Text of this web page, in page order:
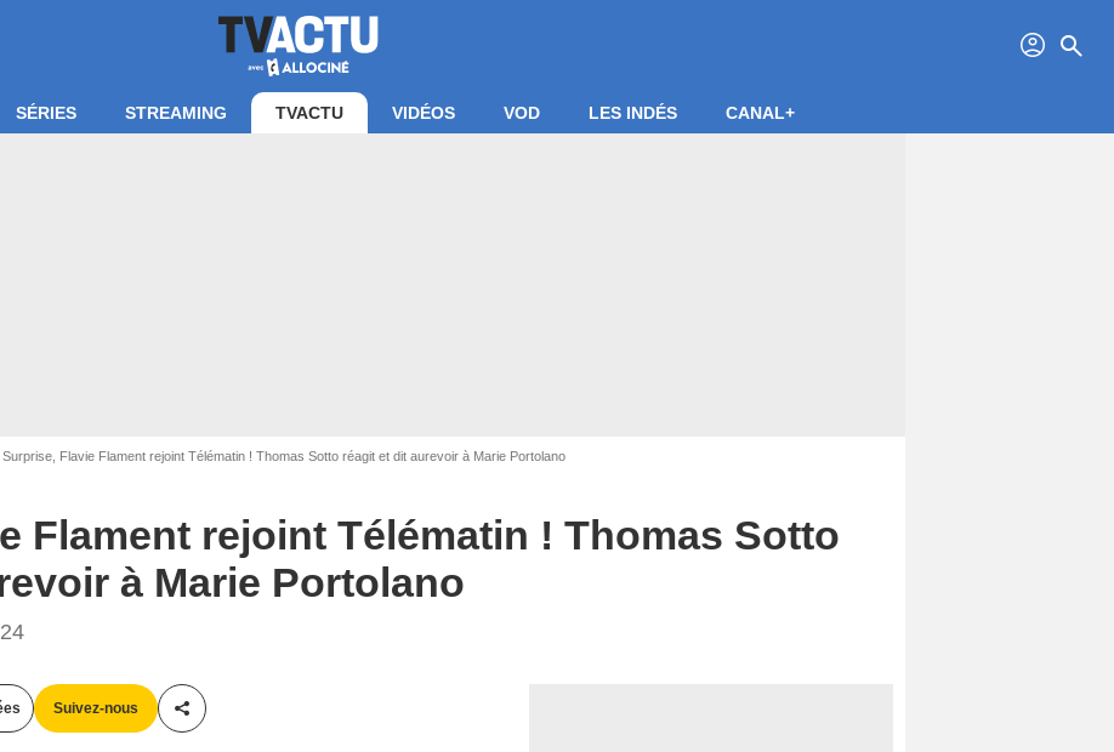
profil search
SÉRIES STREAMING TVACTU VIDÉOS VOD LES INDÉS CANAL+
Surprise, Flavie Flament rejoint Télématin ! Thomas Sotto réagit et dit aurevoir à Marie Portolano
Flament rejoint Télématin ! Thomas Sotto
à Marie Portolano
Suivez-nous
Partager cet article
Capture d'écran France 2